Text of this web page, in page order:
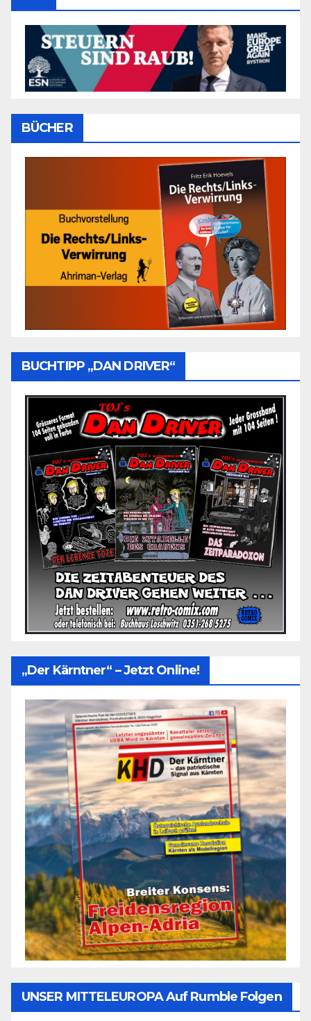
BÜCHER
BUCHTIPP „DAN DRIVER“
„Der Kärntner“ – Jetzt Online!
UNSER MITTELEUROPA Auf Rumble Folgen